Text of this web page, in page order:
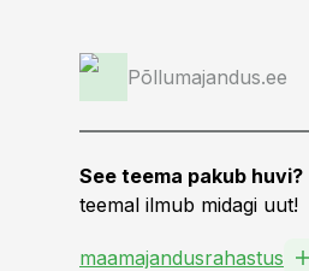
Põllumajandus.ee
See teema pakub huvi?
teemal ilmub midagi uut!
maamajandusrahastus